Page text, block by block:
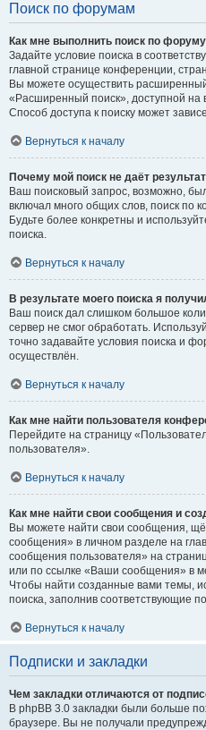
Поиск по форумам
Как мне выполнить поиск по
Задайте условие поиска в
главной странице конференции,
Вы можете осуществить
«Расширенный поиск», доступной на
Способ доступа к поиску может
Вернуться к началу
Почему мой поиск не даёт
Ваш поисковый запрос, возможно,
включал много общих слов, поиск по
Будьте более конкретны и
поиска.
Вернуться к началу
В результате моего поиска я
Ваш поиск дал слишком большое
сервер не смог обработать.
точно задавайте условия поиска и
осуществлён.
Вернуться к началу
Как мне найти пользователя
Перейдите на страницу
пользователя».
Вернуться к началу
Как мне найти свои сообщения и
Вы можете найти свои сообщения,
сообщения» в личном разделе на
сообщения пользователя» на
или по ссылке «Ваши сообщения» в
Чтобы найти созданные вами темы,
поиска, заполнив соответствующие
Вернуться к началу
Подписки и закладки
Чем закладки отличаются от
В phpBB 3.0 закладки были больше
браузере. Вы не получали